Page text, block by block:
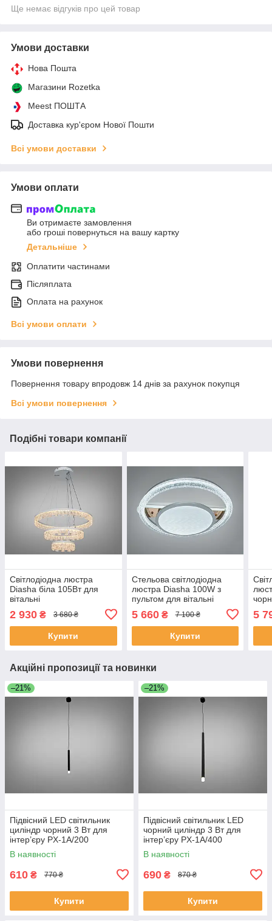
Ще немає відгуків про цей товар
Умови доставки
Нова Пошта
Магазини Rozetka
Meest ПОШТА
Доставка кур'єром Нової Пошти
Всі умови доставки
Умови оплати
Ви отримаєте замовлення
або гроші повернуться на вашу картку
Детальніше
Оплатити частинами
Післяплата
Оплата на рахунок
Всі умови оплати
Умови повернення
Повернення товару впродовж 14 днів за рахунок покупця
Всі умови повернення
Подібні товари компанії
Світлодіодна люстра
Diasha біла 105Вт для
вітальні
MD78201/600+400+200WH
2 930 ₴ 3 680 ₴
Купити
Стельова світлодіодна
люстра Diasha 100W з
пультом для вітальні
5 660₴ 7 100 ₴
Купити
5
Акційні пропозиції та новинки
–21%
Підвісний LED світильник
циліндр чорний 3 Вт для
інтер’єру PX-1A/200
В наявності
610 ₴ 770 ₴
Купити
–21%
Підвісний світильник LED
чорний циліндр 3 Вт для
інтер’єру PX-1A/400
В наявності
690 ₴ 870 ₴
Купити